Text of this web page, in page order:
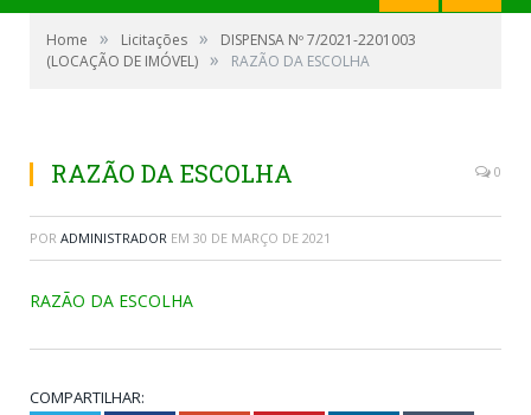
Home » Licitações »
DISPENSA Nº 7/2021-2201003
(LOCAÇÃO DE IMÓVEL) » RAZÃO DA ESCOLHA
RAZÃO DA ESCOLHA 0
POR ADMINISTRADOR EM 30 DE MARÇO DE 2021
RAZÃO DA ESCOLHA
COMPARTILHAR: